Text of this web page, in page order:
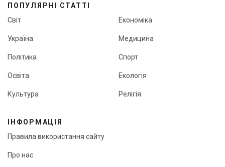
ПОПУЛЯРНІ СТАТТІ
Світ
Україна
Політика
Освіта
Культура
Економіка
Медицина
Спорт
Екологія
Релігія
ІНФОРМАЦІЯ
Правила використання сайту
Про нас